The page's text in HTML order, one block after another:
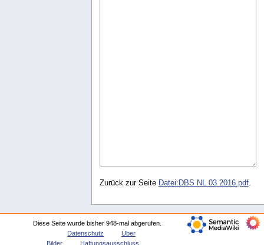
Zurück zur Seite Datei:DBS NL 03 2016.pdf.
Diese Seite wurde bisher 948-mal abgerufen.
Datenschutz
Über
Bilder
Haftungsausschluss